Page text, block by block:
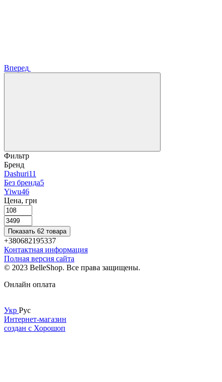
Вперед
Фильтр
Бренд
Dashuri11
Без бренда5
Yiwu46
Цена, грн
Показать 62 товара
+380682195337
Контактная информация
Полная версия сайта
© 2023 BelleShop. Все права защищены.
Онлайн оплата
Укр Рус
Интернет-магазин
создан с Хорошоп